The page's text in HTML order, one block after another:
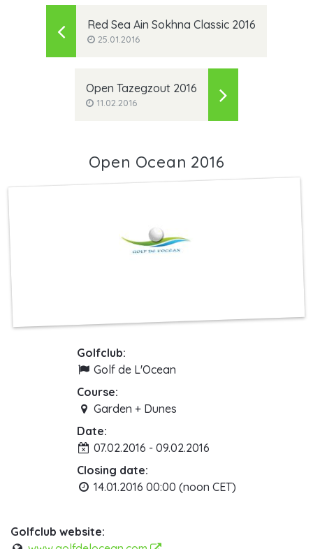
Red Sea Ain Sokhna Classic 2016
25.01.2016
Open Tazegzout 2016
11.02.2016
Open Ocean 2016
Golfclub:
Golf de L'Ocean
Course:
Garden + Dunes
Date:
07.02.2016 - 09.02.2016
Closing date:
14.01.2016 00:00 (noon CET)
Golfclub website: